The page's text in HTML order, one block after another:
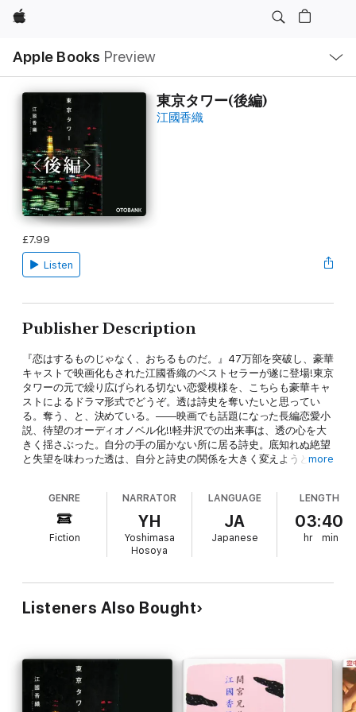
Apple
Apple Books Preview
Nav
Open
Menu
東京タワー(後編)
江國香織
£7.99
Listen
Publisher Description
『恋はするものじゃなく、おちるものだ。』47万部を突破し、豪華
キャストで映画化もされた江國香織のベストセラーが遂に登場!東京
タワーの元で繰り広げられる切ない恋愛模様を、こちらも豪華キャ
ストによるドラマ形式でどうぞ。透は詩史を奪いたいと思ってい
る。奪う、と、決めている。――映画でも話題になった長編恋愛小
説、待望のオーディオノベル化!!軽井沢での出来事は、透の心を大
きく揺さぶった。自分の手の届かない所に居る詩史。底知れぬ絶望
と失望を味わった透は、自分と詩史の関係を大きく変えようと願っ
化が現れた。新たな人物の登場により、彼の計画は音を立てて狂い
始める。由利との将来を考え始めながら、喜美子を手放せないと感
じている耕二。彼にとって最悪の夏もまた、まだ始まったばかりで
あった……性格が対照的な二人の少年が歩んだ、全く異なるタイプ
の年上の女性とのリアリティ溢れるラブ・ストーリー黒木瞳、岡田
原作が、オーディオノベル化!数々のヒット作を生み出している江國
香織さんの文章の美しさを、実力派声優、大川透さんが表現。若手
声優陣の熱演と、映画と異なった結末、感動をお楽しみください。
more
GENRE
Fiction
NARRATOR
YH
Yoshimasa
Hosoya
LANGUAGE
JA
Japanese
LENGTH
03:40
hr min
Listeners Also Bought